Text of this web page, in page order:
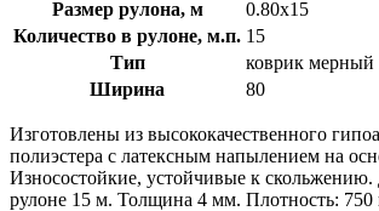
Размер рулона, м
0.80х15
Количество в рулоне, м.п. 15
Тип
коврик мерный
Ширина
80
Изготовлены из высококачественного
полиэстера с латексным напылением на
Износостойкие, устойчивые к
рулоне 15 м. Толщина 4 мм. Плотность: 750